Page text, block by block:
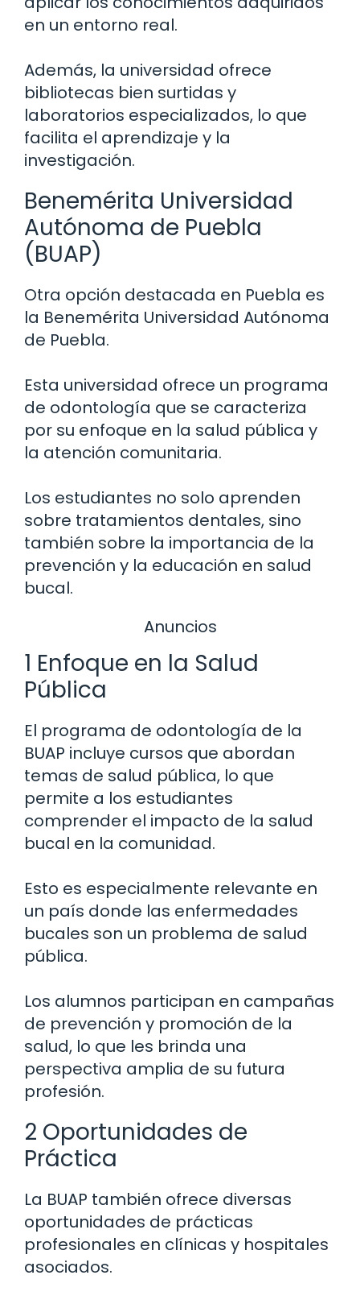
en un entorno real.
Además, la universidad ofrece
bibliotecas bien surtidas y
laboratorios especializados, lo que
facilita el aprendizaje y la
investigación.
Benemérita Universidad
Autónoma de Puebla
(BUAP)
Otra opción destacada en Puebla es
la Benemérita Universidad Autónoma
de Puebla.
Esta universidad ofrece un programa
de odontología que se caracteriza
por su enfoque en la salud pública y
la atención comunitaria.
Los estudiantes no solo aprenden
sobre tratamientos dentales, sino
también sobre la importancia de la
prevención y la educación en salud
bucal.
Anuncios
1 Enfoque en la Salud
Pública
El programa de odontología de la
BUAP incluye cursos que abordan
temas de salud pública, lo que
permite a los estudiantes
comprender el impacto de la salud
bucal en la comunidad.
Esto es especialmente relevante en
un país donde las enfermedades
bucales son un problema de salud
pública.
Los alumnos participan en campañas
de prevención y promoción de la
salud, lo que les brinda una
perspectiva amplia de su futura
profesión.
2 Oportunidades de
Práctica
La BUAP también ofrece diversas
oportunidades de prácticas
profesionales en clínicas y hospitales
asociados.